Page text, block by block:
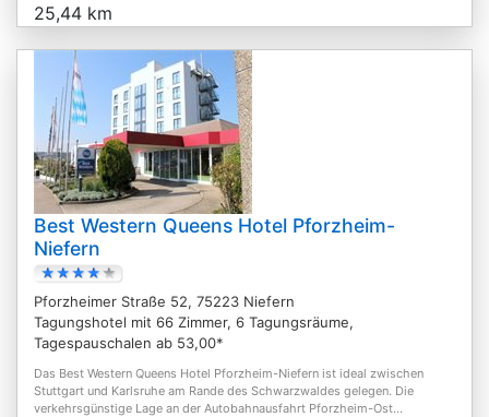
25,44 km
Best Western Queens Hotel Pforzheim-
Niefern
Pforzheimer Straße 52, 75223 Niefern
Tagungshotel mit 66 Zimmer, 6 Tagungsräume,
Tagespauschalen ab 53,00*
Das Best Western Queens Hotel Pforzheim-Niefern ist ideal zwischen
Stuttgart und Karlsruhe am Rande des Schwarzwaldes gelegen. Die
verkehrsgünstige Lage an der Autobahnausfahrt Pforzheim-Ost...